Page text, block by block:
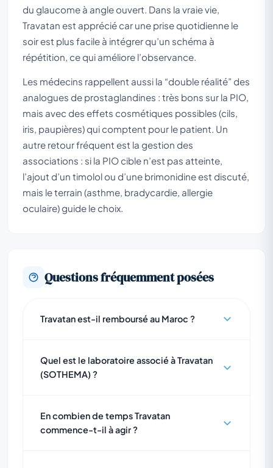
du glaucome à angle ouvert. Dans la vraie vie,
Travatan est apprécié car une prise quotidienne le
soir est plus facile à intégrer qu’un schéma à
répétition, ce qui améliore l’observance.
Les médecins rappellent aussi la “double réalité” des
analogues de prostaglandines : très bons sur la PIO,
mais avec des effets cosmétiques possibles (cils,
iris, paupières) qui comptent pour le patient. Un
autre retour fréquent est la gestion des
associations : si la PIO cible n’est pas atteinte,
l’ajout d’un timolol ou d’une brimonidine est discuté,
mais le terrain (asthme, bradycardie, allergie
oculaire) guide le choix.
Questions fréquemment posées
Travatan est-il remboursé au Maroc ?
Quel est le laboratoire associé à Travatan
(SOTHEMA) ?
En combien de temps Travatan
commence-t-il à agir ?